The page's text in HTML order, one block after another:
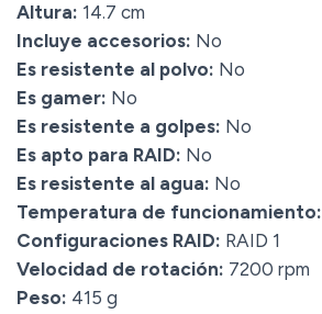
Altura: 14.7 cm
Incluye accesorios: No
Es resistente al polvo: No
Es gamer: No
Es resistente a golpes: No
Es apto para RAID: No
Es resistente al agua: No
Temperatura de funcionamiento:
Configuraciones RAID: RAID 1
Velocidad de rotación: 7200 rpm
Peso: 415 g